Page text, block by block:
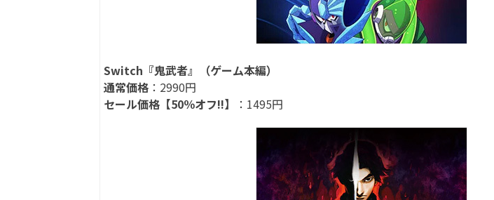
Switch『鬼武者』（ゲーム本編）
通常価格 ：2990円
セール価格【50％オフ!!】
：1495円